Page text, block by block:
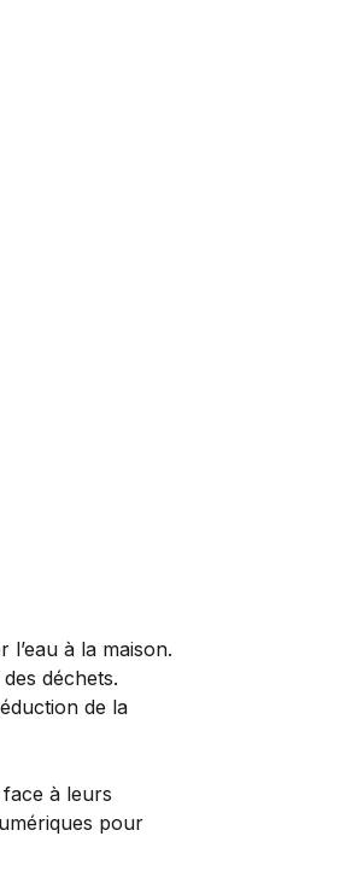
à la maison.
déchets.
de la
à leurs
pour